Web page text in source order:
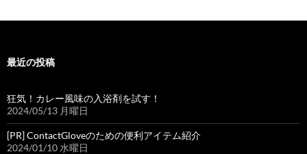
最近の投稿
狂気！カレー風味の入浴剤を試す！
2024/05/13 月曜日
[PR] ContactGloveのための便利アイテム紹介
2024/01/10 水曜日